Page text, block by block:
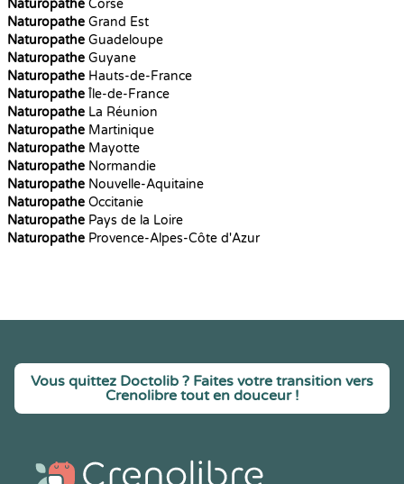
Naturopathe Corse
Naturopathe Grand Est
Naturopathe Guadeloupe
Naturopathe Guyane
Naturopathe Hauts-de-France
Naturopathe Île-de-France
Naturopathe La Réunion
Naturopathe Martinique
Naturopathe Mayotte
Naturopathe Normandie
Naturopathe Nouvelle-Aquitaine
Naturopathe Occitanie
Naturopathe Pays de la Loire
Naturopathe Provence-Alpes-Côte d'Azur
Vous quittez Doctolib ? Faites votre transition vers
Crenolibre tout en douceur !